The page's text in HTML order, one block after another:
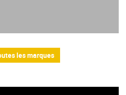
les marques